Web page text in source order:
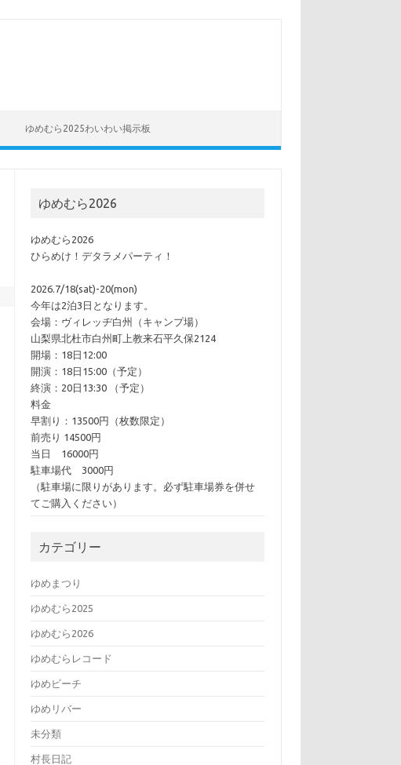
ゆめむら2025わいわい掲示板
ゆめむら2026
ゆめむら2026
ひらめけ！デタラメパーティ！
2026.7/18(sat)-20(mon)
今年は2泊3日となります。
会場：ヴィレッヂ白州（キャンプ場）
山梨県北杜市白州町上教来石平久保2124
開場：18日12:00
開演：18日15:00（予定）
終演：20日13:30 （予定）
料金
早割り：13500円（枚数限定）
前売り 14500円
当日 16000円
駐車場代 3000円
（駐車場に限りがあります。必ず駐車場券を併せ
てご購入ください）
カテゴリー
ゆめまつり
ゆめむら2025
ゆめむら2026
ゆめむらレコード
ゆめビーチ
ゆめリバー
未分類
村長日記